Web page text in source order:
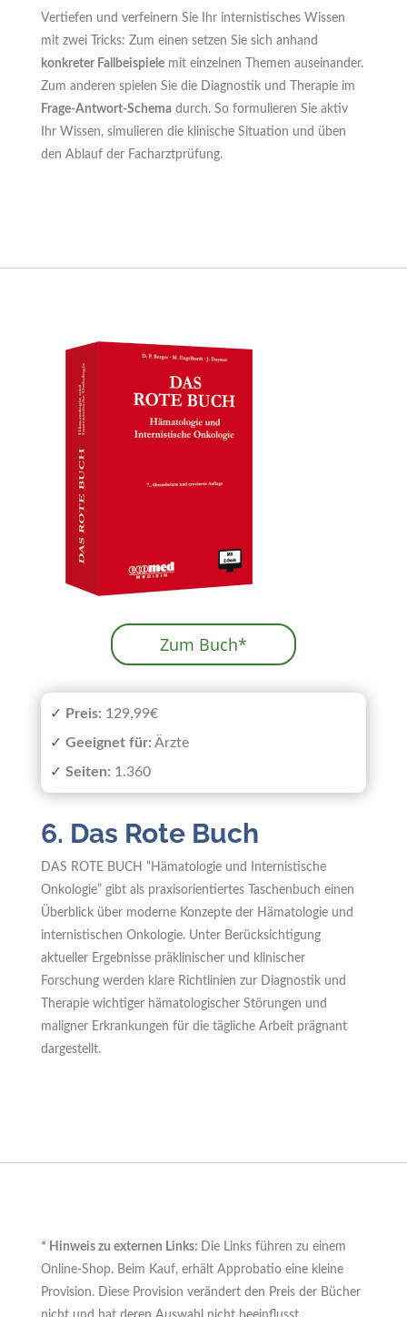
Vertiefen und verfeinern Sie Ihr internistisches Wissen
mit zwei Tricks: Zum einen setzen Sie sich anhand
konkreter Fallbeispielemit einzelnen Themen auseinander.
Zum anderen spielen Sie die Diagnostik und Therapie im
Frage-Antwort-Schemadurch. So formulieren Sie aktiv
Ihr Wissen, simulieren die klinische Situation und üben
den Ablauf der Facharztprüfung.
Zum Buch*
✓ Preis: 129,99€
✓ Geeignet für: Ärzte
✓ Seiten: 1.360
6. Das Rote Buch
DAS ROTE BUCH “Hämatologie und Internistische
Onkologie” gibt als praxisorientiertes Taschenbuch einen
Überblick über moderne Konzepte der Hämatologie und
internistischen Onkologie. Unter Berücksichtigung
aktueller Ergebnisse präklinischer und klinischer
Forschung werden klare Richtlinien zur Diagnostik und
Therapie wichtiger hämatologischer Störungen und
maligner Erkrankungen für die tägliche Arbeit prägnant
dargestellt.
* Hinweis zu externen Links: Die Links führen zu einem
Online-Shop. Beim Kauf, erhält Approbatio eine kleine
Provision. Diese Provision verändert den Preis der Bücher